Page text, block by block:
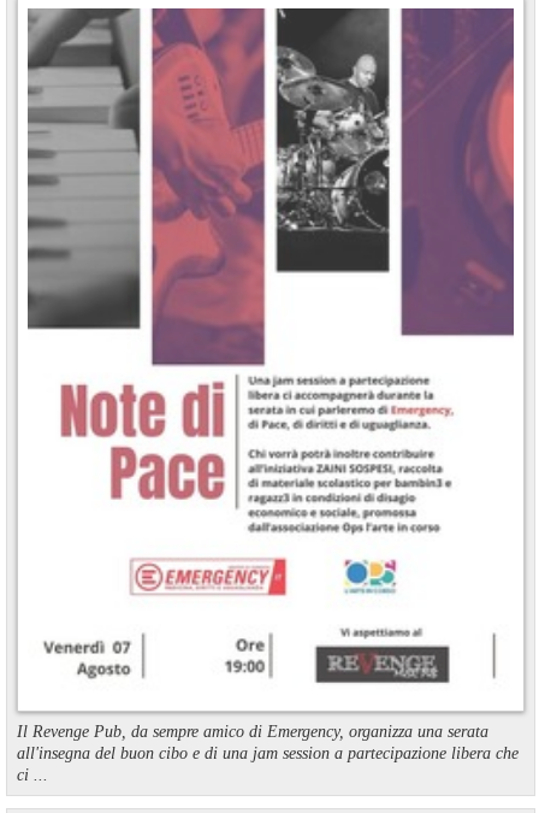
Il Revenge Pub, da sempre amico di Emergency, organizza una serata
all'insegna del buon cibo e di una jam session a partecipazione libera che
ci ...